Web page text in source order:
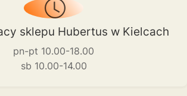
sklepu Hubertus w Kielcach
pn-pt 10.00-18.00
sb 10.00-14.00